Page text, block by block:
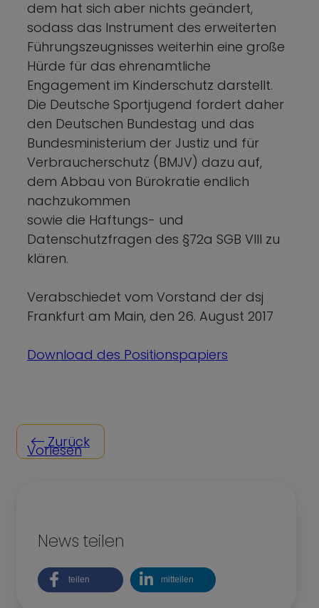
dem hat sich aber nichts geändert,
sodass das Instrument des erweiterten
Führungszeugnisses weiterhin eine große
Hürde für das ehrenamtliche
Engagement im Kinderschutz darstellt.
Die Deutsche Sportjugend fordert daher
den Deutschen Bundestag und das
Bundesministerium der Justiz und für
Verbraucherschutz (BMJV) dazu auf,
dem Abbau von Bürokratie endlich
nachzukommen
sowie die Haftungs- und
Datenschutzfragen des §72a SGB VIII zu
klären.
Verabschiedet vom Vorstand der dsj
Frankfurt am Main, den 26. August 2017
Download des Positionspapiers
Zurück
Vorlesen
News teilen
teilen mitteilen